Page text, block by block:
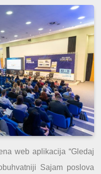
web aplikacija “Gledaj
Sajam poslova